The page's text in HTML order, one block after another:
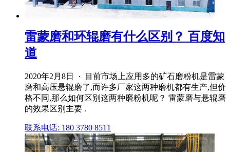
雷蒙磨和环辊磨有什么区别？ 百度知
道
2020年2月8日 · 目前市场上应用多的矿石磨粉机是雷蒙
磨和高压悬辊磨了,而许多厂家这两种磨机都有生产,但价
格不同,那么如何区别这两种磨粉机呢？ 雷蒙磨与悬辊磨
的效果区别主要 .
联系电话: 180 3780 8511